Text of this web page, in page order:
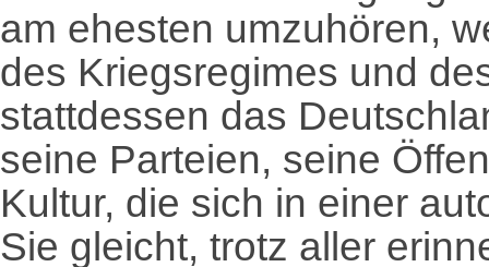
am ehesten umzuhören,
des Kriegsregimes und
stattdessen das
seine Parteien, seine
Kultur, die sich in einer
Sie gleicht, trotz aller